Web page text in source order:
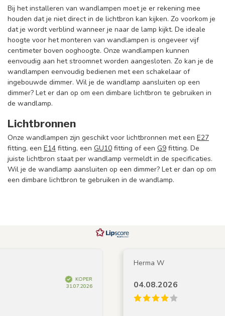
Bij het installeren van wandlampen moet je er rekening mee
houden dat je niet direct in de lichtbron kan kijken. Zo voorkom je
dat je wordt verblind wanneer je naar de lamp kijkt. De ideale
hoogte voor het monteren van wandlampen is ongeveer vijf
centimeter boven ooghoogte. Onze wandlampen kunnen
eenvoudig aan het stroomnet worden aangesloten. Zo kan je de
wandlampen eenvoudig bedienen met een schakelaar of
ingebouwde dimmer. Wil je de wandlamp aansluiten op een
dimmer? Let er dan op om een dimbare lichtbron te gebruiken in
de wandlamp.
Lichtbronnen
Onze wandlampen zijn geschikt voor lichtbronnen met een E27
fitting, een E14 fitting, een GU10 fitting of een G9 fitting. De
juiste lichtbron staat per wandlamp vermeldt in de specificaties.
Wil je de wandlamp aansluiten op een dimmer? Let er dan op om
een dimbare lichtbron te gebruiken in de wandlamp.
Herma W
04.08.2026